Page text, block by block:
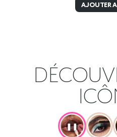
AJOUTER
❚❚